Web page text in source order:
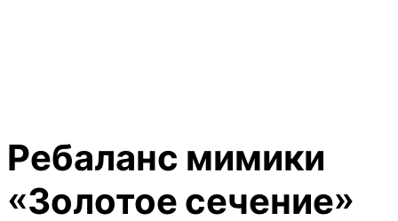
Ребаланс мимики
«Золотое сечение»